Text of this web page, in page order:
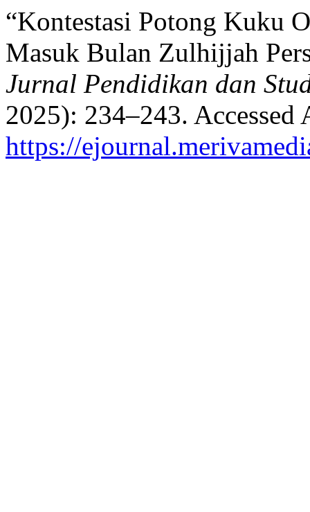
“Kontestasi Potong Kuku
Masuk Bulan Zulhijjah
Jurnal Pendidikan dan
2025): 234–243. Accessed
https://